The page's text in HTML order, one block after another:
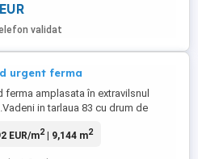
validat
urgent ferma
ferma amplasata în extravilsnul
in tarlaua 83 cu drum de
arabil,5494 mod teren arabil ,iar curți
EUR/m2| 9,144 m2